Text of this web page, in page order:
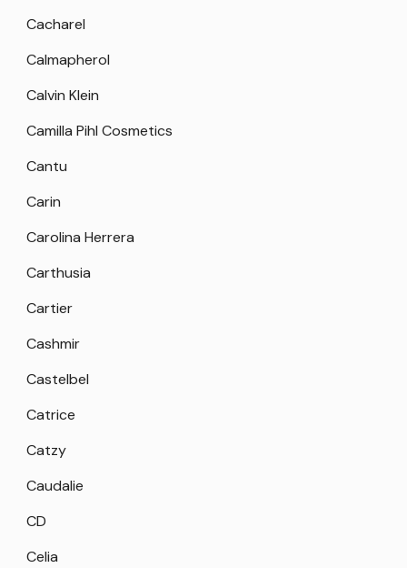
Cacharel
Calmapherol
Calvin Klein
Camilla Pihl Cosmetics
Cantu
Carin
Carolina Herrera
Carthusia
Cartier
Cashmir
Castelbel
Catrice
Catzy
Caudalie
CD
Celia